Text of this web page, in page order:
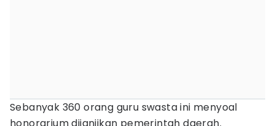
Sebanyak 360 orang guru swasta ini menyoal